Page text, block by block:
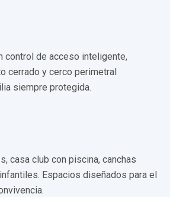
control de acceso inteligente,
cerrado y cerco perimetral
siempre protegida.
casa club con piscina, canchas
Espacios diseñados para el